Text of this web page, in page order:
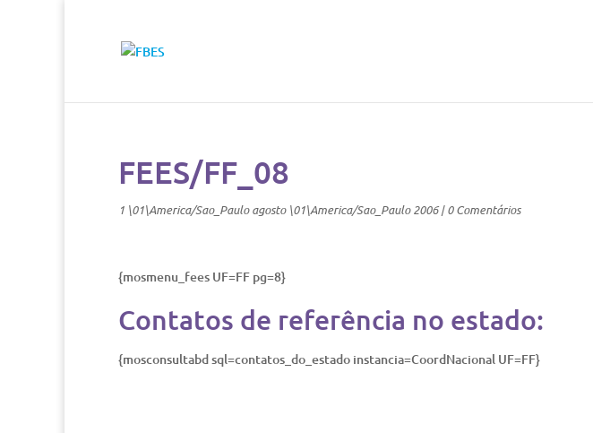
FEES/FF_08
1 \01\America/Sao_Paulo agosto \01\America/Sao_Paulo 2006|0 Comentários
{mosmenu_fees UF=FF pg=8}
Contatos de referência no estado:
{mosconsultabd sql=contatos_do_estado instancia=CoordNacional UF=FF}